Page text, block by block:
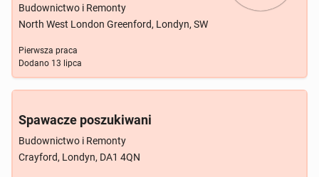
Budownictwo i Remonty
North West London Greenford, Londyn, SW
Pierwsza praca
Dodano 13 lipca
Spawacze poszukiwani
Budownictwo i Remonty
Crayford, Londyn, DA1 4QN